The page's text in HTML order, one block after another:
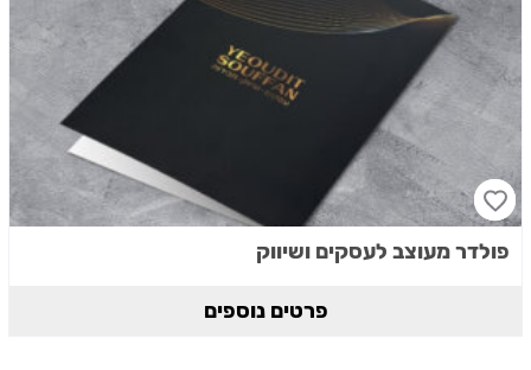
פולדר מעוצב לעסקים ושיווק
פרטים נוספים